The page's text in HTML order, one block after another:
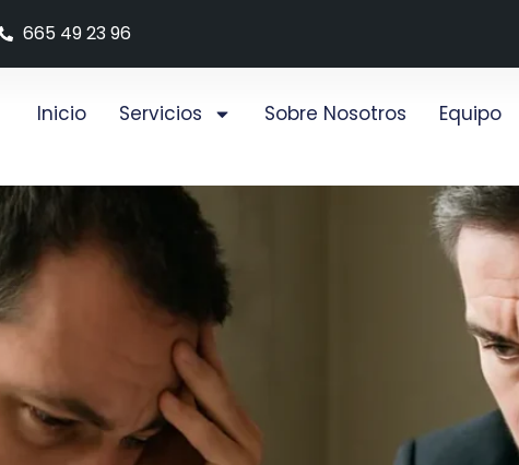
665 49 23 96
Inicio Servicios Sobre Nosotros Equipo